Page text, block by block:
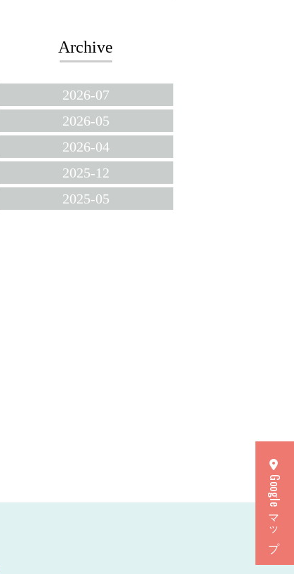
Googleマップ
Archive
2026-07
2026-05
2026-04
2025-12
2025-05